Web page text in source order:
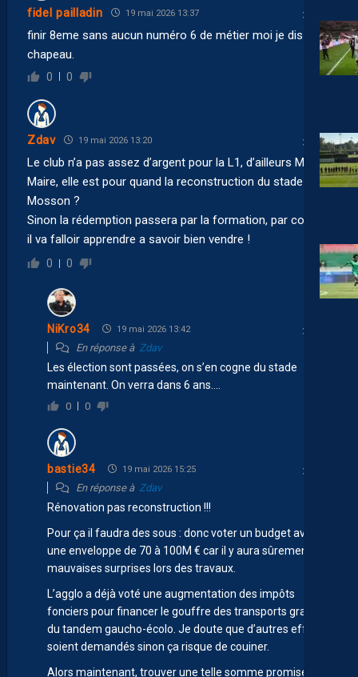
fidel pailladin 19 mai 2026 13:37
finir 8eme sans aucun numéro 6 de métier moi je dis
chapeau.
0 0
Zdav 19 mai 2026 13:20
Le club n’a pas assez d’argent pour la L1, d’ailleurs M. le
Maire, elle est pour quand la reconstruction du stade de la
Mosson ?
Sinon la rédemption passera par la formation, par contre
il va falloir apprendre a savoir bien vendre !
0 0
NiKro34 19 mai 2026 13:42
En réponse à Zdav
Les élection sont passées, on s’en cogne du stade
maintenant. On verra dans 6 ans….
0 0
bastie34 19 mai 2026 15:25
En réponse à Zdav
Rénovation pas reconstruction !!!
Pour ça il faudra des sous : donc voter un budget avec
une enveloppe de 70 à 100M € car il y aura sûrement de
mauvaises surprises lors des travaux.
L’agglo a déjà voté une augmentation des impôts
fonciers pour financer le gouffre des transports gratuits
du tandem gaucho-écolo. Je doute que d’autres efforts
soient demandés sinon ça risque de couiner.
Alors maintenant, trouver une telle somme promise lors